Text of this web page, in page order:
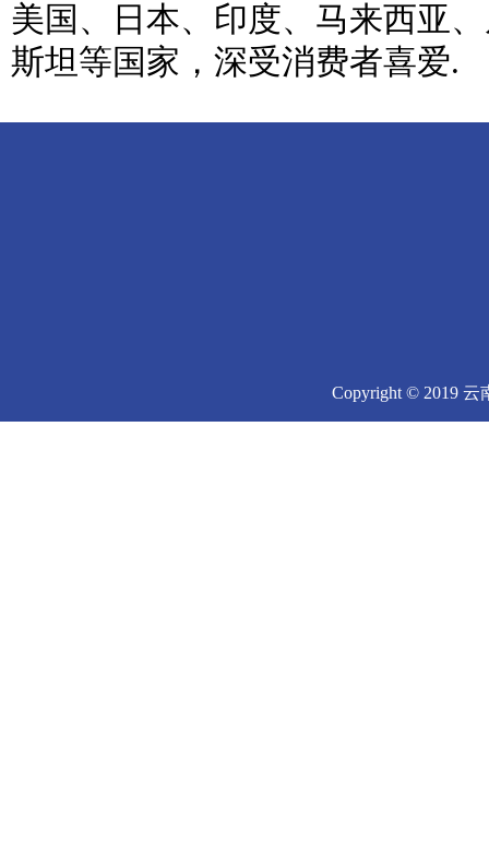
美国、日本、印度、马来西亚
斯坦等国家，深受消费者喜爱.
Copyright © 2019 云